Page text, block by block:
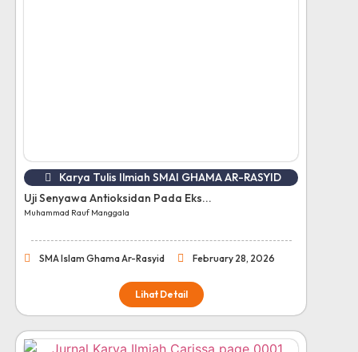
Karya Tulis Ilmiah SMAI GHAMA AR-RASYID
Uji Senyawa Antioksidan Pada Eks...
Muhammad Rauf Manggala
SMA Islam Ghama Ar-Rasyid February 28, 2026
Lihat Detail